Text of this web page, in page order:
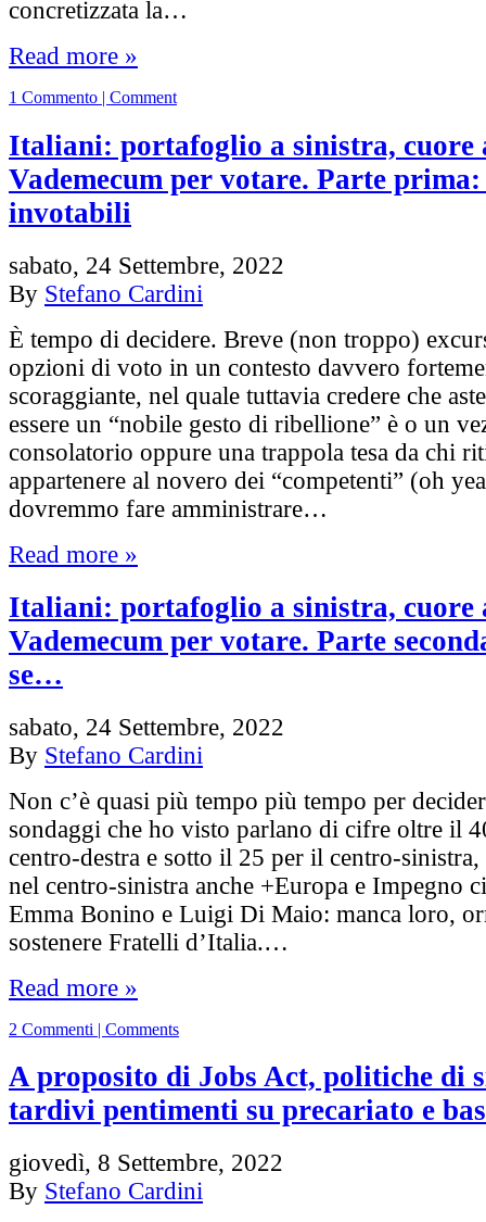
concretizzata la…
Read more »
1 Commento | Comment
Italiani: portafoglio a sinistra, cuore
Vademecum per votare. Parte
invotabili
sabato, 24 Settembre, 2022
By Stefano Cardini
È tempo di decidere. Breve (non troppo)
opzioni di voto in un contesto davvero
scoraggiante, nel quale tuttavia credere che
essere un “nobile gesto di ribellione” è o un
consolatorio oppure una trappola tesa da chi
appartenere al novero dei “competenti” (oh
dovremmo fare amministrare…
Read more »
Italiani: portafoglio a sinistra, cuore
Vademecum per votare. Parte
se…
sabato, 24 Settembre, 2022
By Stefano Cardini
Non c’è quasi più tempo più tempo per
sondaggi che ho visto parlano di cifre oltre il
centro-destra e sotto il 25 per il centro-
nel centro-sinistra anche +Europa e Impegno
Emma Bonino e Luigi Di Maio: manca loro,
sostenere Fratelli d’Italia.…
Read more »
2 Commenti | Comments
A proposito di Jobs Act, politiche di
tardivi pentimenti su precariato e
giovedì, 8 Settembre, 2022
By Stefano Cardini